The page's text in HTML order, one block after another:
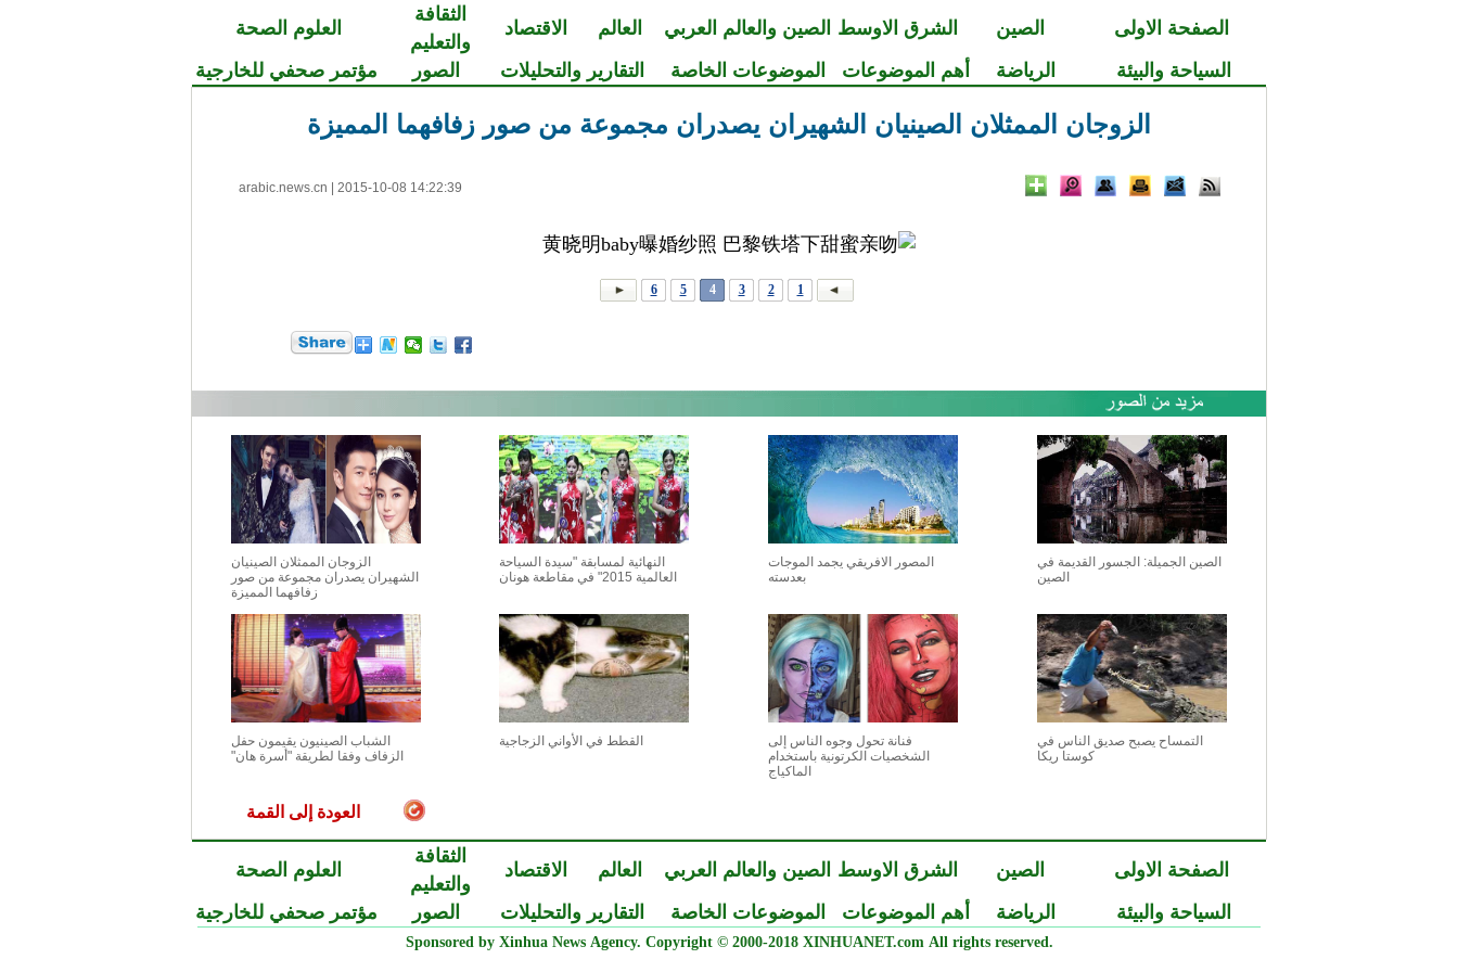
الصفحة الاولى الصين الشرق الاوسط الصين والعالم العربي العالم الاقتصاد
الثقافة
والتعليم
العلوم الصحة
السياحة والبيئة
الرياضة أهم الموضوعات الموضوعات الخاصة التقارير والتحليلات الصور مؤتمر صحفي للخارجية
الزوجان الممثلان الصينيان الشهيران يصدران مجموعة من صور زفافهما المميزة
arabic.news.cn 2015-10-08 14:22:39
1
2
3
4
5
6
الصين الجميلة: الجسور القديمة في
الصين
المصور الافريقي يجمد الموجات
بعدسته
النهائية لمسابقة "سيدة السياحة
العالمية 2015" في مقاطعة هونان
الزوجان الممثلان الصينيان
الشهيران يصدران مجموعة من صور
زفافهما المميزة
التمساح يصبح صديق الناس في
كوستا ريكا
فنانة تحول وجوه الناس إلى
الشخصيات الكرتونية باستخدام
الماكياج
القطط في الأواني الزجاجية
الشباب الصينيون يقيمون حفل
الزفاف وفقا لطريقة "أسرة هان"
العودة إلى القمة
الصفحة الاولى الصين الشرق الاوسط الصين والعالم العربي العالم الاقتصاد
الثقافة
والتعليم
العلوم الصحة
السياحة والبيئة
الرياضة أهم الموضوعات الموضوعات الخاصة التقارير والتحليلات الصور مؤتمر صحفي للخارجية
Sponsored by Xinhua News Agency. Copyright © 2000-2018 XINHUANET.com All rights reserved.